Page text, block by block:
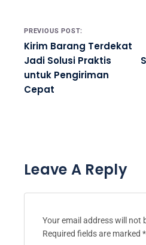
Post navigation
PREVIOUS POST:
Kirim Barang Terdekat
Jadi Solusi Praktis
untuk Pengiriman
Cepat
Leave A Reply
Your email address will not
Required fields are marked *